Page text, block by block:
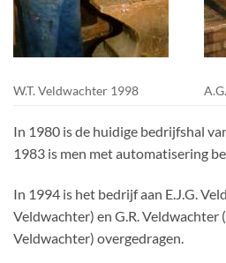
W.T. Veldwachter 1998
In 1980 is de huidige bedrijfshal
1983 is men met automatisering
In 1994 is het bedrijf aan E.J.G.
Veldwachter) en G.R. Veldwachter
Veldwachter) overgedragen.